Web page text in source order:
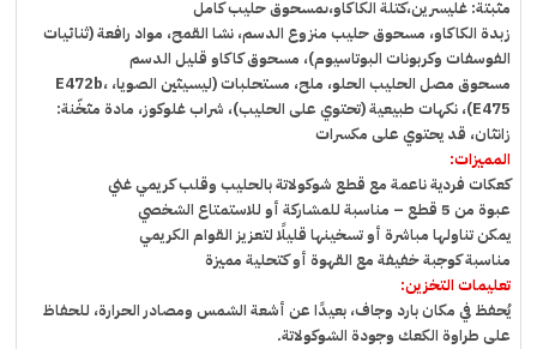
مثبتة: غليسرين،كتلة الكاكاو،ىمسحوق حليب كامل
زبدة الكاكاو، مسحوق حليب منزوع الدسم، نشا القمح، مواد رافعة (ثنائيات
الفوسفات وكربونات البوتاسيوم)، مسحوق كاكاو قليل الدسم
مسحوق مصل الحليب الحلو، ملح، مستحلبات (ليسيثين الصويا، E472b،
E475)، نكهات طبيعية (تحتوي على الحليب)، شراب غلوكوز، مادة مثخّنة:
زانثان، قد يحتوي على مكسرات
المميزات:
كعكات فردية ناعمة مع قطع شوكولاتة بالحليب وقلب كريمي غني
عبوة من 5 قطع – مناسبة للمشاركة أو للاستمتاع الشخصي
يمكن تناولها مباشرة أو تسخينها قليلًا لتعزيز القوام الكريمي
مناسبة كوجبة خفيفة مع القهوة أو كتحلية مميزة
تعليمات التخزين:
يُحفظ في مكان بارد وجاف، بعيدًا عن أشعة الشمس ومصادر الحرارة، للحفاظ
على طراوة الكعك وجودة الشوكولاتة.